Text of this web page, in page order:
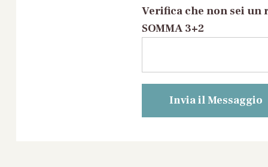
Verifica che non sei un
SOMMA 3+2